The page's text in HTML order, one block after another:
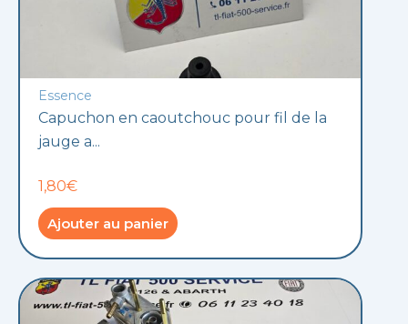
Essence
Capuchon en caoutchouc pour fil de la
jauge a...
1,80€
Ajouter au panier